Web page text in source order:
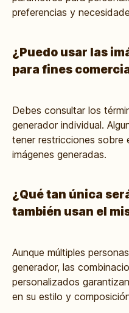
preferencias y
¿Puedo usar las
para fines
Debes consultar los
generador individual.
tener restricciones sobre
imágenes generadas.
¿Qué tan única
también usan el
Aunque múltiples
generador, las
personalizados
en su estilo y